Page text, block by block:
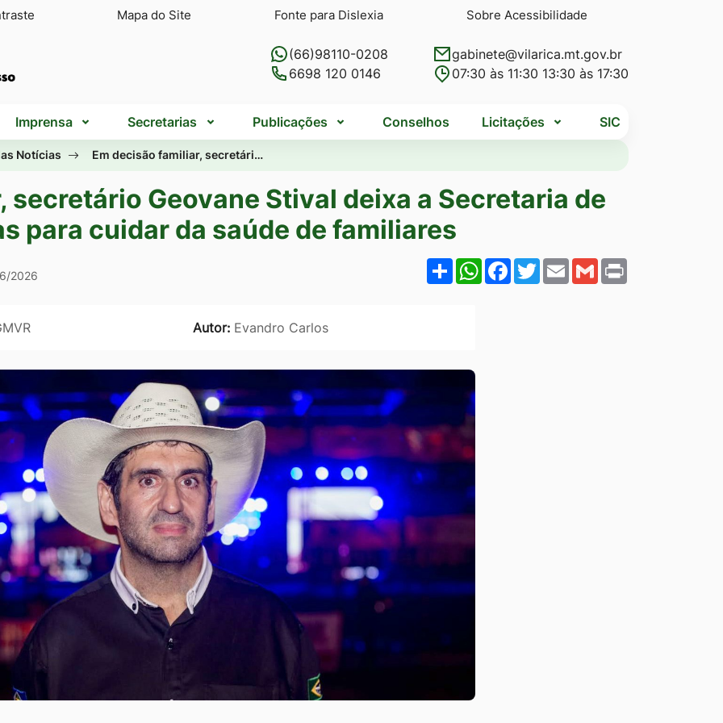
Mapa do Site Fonte para Dislexia Sobre Acessibilidade
(66)98110-0208
6698 120 0146
gabinete@vilarica.mt.gov.br
07:30 às 11:30 13:30 às 17:30
Imprensa Secretarias Publicações Conselhos Licitações SIC
Notícias Em decisão familiar, secretári…
secretário Geovane Stival deixa a Secretaria de
para cuidar da saúde de familiares
2026
ShareWhatsApp
Facebook
Twitter
EmailGmail
Autor: Evandro Carlos